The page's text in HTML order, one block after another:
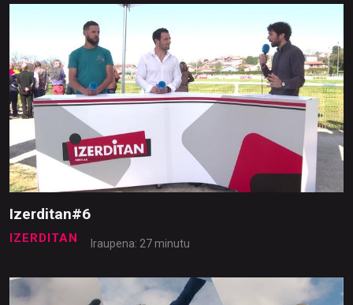
Izerditan#6
IZERDITAN Iraupena: 27 minutu